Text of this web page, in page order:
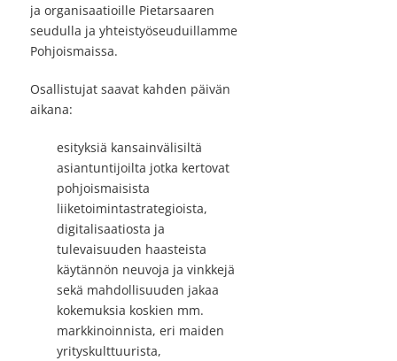
ja organisaatioille Pietarsaaren
seudulla ja yhteistyöseuduillamme
Pohjoismaissa.
Osallistujat saavat kahden päivän
aikana:
esityksiä kansainvälisiltä
asiantuntijoilta jotka kertovat
pohjoismaisista
liiketoimintastrategioista,
digitalisaatiosta ja
tulevaisuuden haasteista
käytännön neuvoja ja vinkkejä
sekä mahdollisuuden jakaa
kokemuksia koskien mm.
markkinoinnista, eri maiden
yrityskulttuurista,